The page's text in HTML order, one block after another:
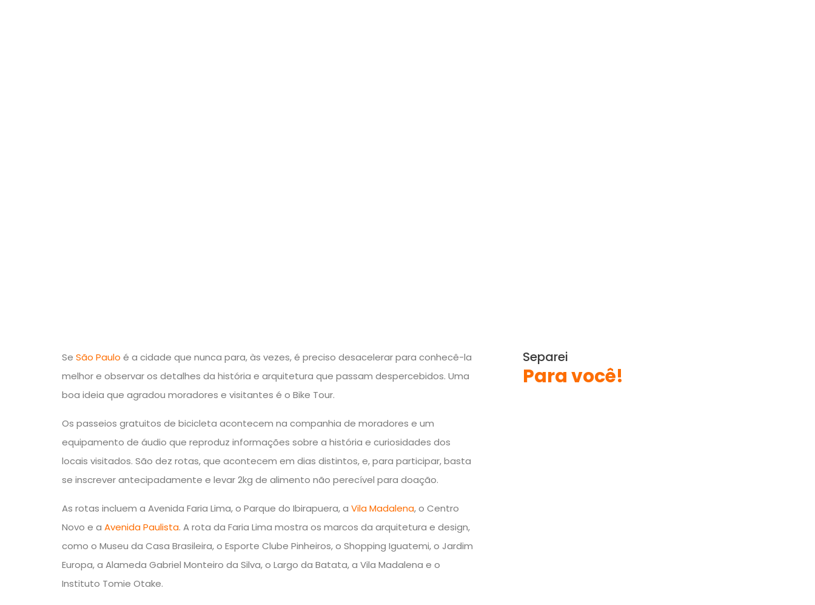
Se São Paulo é a cidade que nunca para, às vezes, é preciso desacelerar para conhecê-la
melhor e observar os detalhes da história e arquitetura que passam despercebidos. Uma
boa ideia que agradou moradores e visitantes é o Bike Tour.
Os passeios gratuitos de bicicleta acontecem na companhia de moradores e um
equipamento de áudio que reproduz informações sobre a história e curiosidades dos
locais visitados. São dez rotas, que acontecem em dias distintos, e, para participar, basta
se inscrever antecipadamente e levar 2kg de alimento não perecível para doação.
As rotas incluem a Avenida Faria Lima, o Parque do Ibirapuera, a Vila Madalena, o Centro
Novo e a Avenida Paulista. A rota da Faria Lima mostra os marcos da arquitetura e design,
como o Museu da Casa Brasileira, o Esporte Clube Pinheiros, o Shopping Iguatemi, o Jardim
Europa, a Alameda Gabriel Monteiro da Silva, o Largo da Batata, a Vila Madalena e o
Instituto Tomie Otake.
Separei
Para você!